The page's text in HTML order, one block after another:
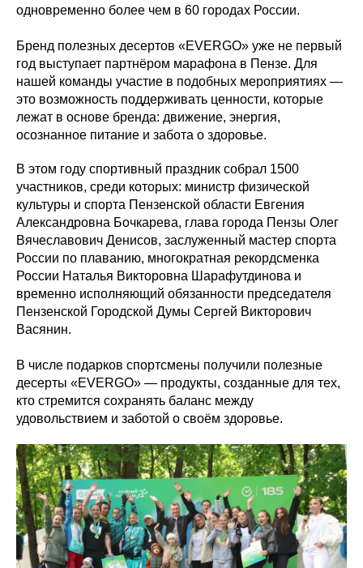
одновременно более чем в 60 городах России.
Бренд полезных десертов «EVERGO» уже не первый
год выступает партнёром марафона в Пензе. Для
нашей команды участие в подобных мероприятиях —
это возможность поддерживать ценности, которые
лежат в основе бренда: движение, энергия,
осознанное питание и забота о здоровье.
В этом году спортивный праздник собрал 1500
участников, среди которых: министр физической
культуры и спорта Пензенской области Евгения
Александровна Бочкарева, глава города Пензы Олег
Вячеславович Денисов, заслуженный мастер спорта
России по плаванию, многократная рекордсменка
России Наталья Викторовна Шарафутдинова и
временно исполняющий обязанности председателя
Пензенской Городской Думы Сергей Викторович
Васянин.
В числе подарков спортсмены получили полезные
десерты «EVERGO» — продукты, созданные для тех,
кто стремится сохранять баланс между
удовольствием и заботой о своём здоровье.